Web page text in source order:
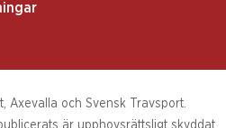
Axevalla och Svensk Travsport.
är upphovsrättsligt skyddat